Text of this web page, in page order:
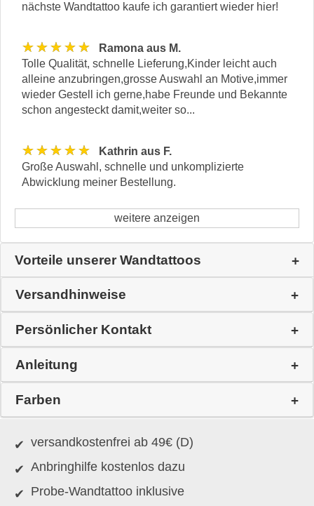
nächste Wandtattoo kaufe ich garantiert wieder hier!
★★★★★
Ramona aus M.
Tolle Qualität, schnelle Lieferung,Kinder leicht auch
alleine anzubringen,grosse Auswahl an Motive,immer
wieder Gestell ich gerne,habe Freunde und Bekannte
schon angesteckt damit,weiter so...
★★★★★
Kathrin aus F.
Große Auswahl, schnelle und unkomplizierte
Abwicklung meiner Bestellung.
weitere anzeigen
Vorteile unserer Wandtattoos
Versandhinweise
Persönlicher Kontakt
Anleitung
Farben
versandkostenfrei ab 49€ (D)
Anbringhilfe kostenlos dazu
Probe-Wandtattoo inklusive